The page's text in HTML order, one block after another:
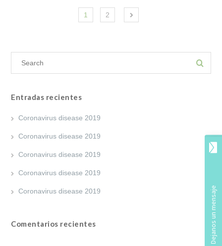
1 2
Entradas recientes
Coronavirus disease 2019
Coronavirus disease 2019
Coronavirus disease 2019
Coronavirus disease 2019
Coronavirus disease 2019
Comentarios recientes